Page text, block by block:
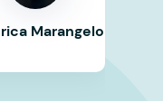
Marangelo